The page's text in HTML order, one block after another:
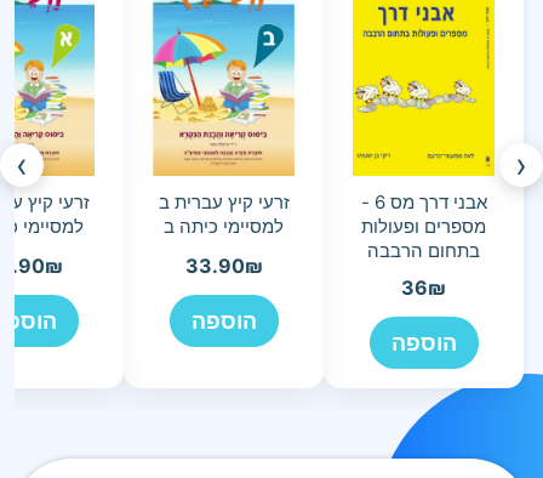
‹
אבני דרך מס 6 -
מספרים ופעולות
בתחום הרבבה
36₪
הוספה
זרעי קיץ עברית ב
למסיימי כיתה ב
33.90₪
הוספה
זרעי קיץ
למסיימי
₪
›